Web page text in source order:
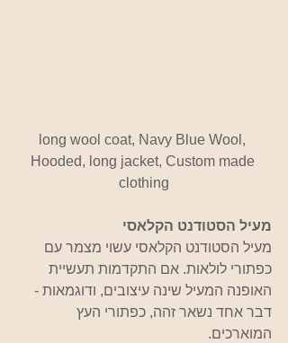
long wool coat, Navy Blue Wool,
Hooded, long jacket, Custom made
clothing
מעיל הסטודנט הקלאסי
מעיל הסטודנט הקלאסי עשוי מצמר עם
כפתורי לולאות. אם התקדמות תעשיית
האופנה המעיל שינה עיצובים, ודוגמאות -
דבר אחד נשאר זהה, כפתורי העץ
המוארכים.